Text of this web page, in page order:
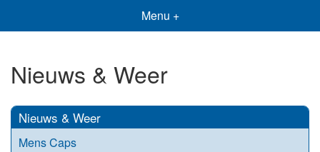
Menu +
Nieuws & Weer
Nieuws & Weer
Mens Caps